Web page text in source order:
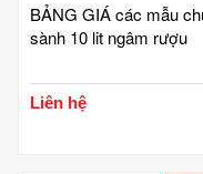
BẢNG GIÁ các mẫu
sành 10 lit ngâm rượu
Liên hệ